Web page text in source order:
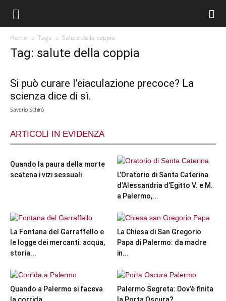
Home Tags Salute della coppia
Tag: salute della coppia
Si può curare l’eiaculazione precoce? La
scienza dice di sì.
Saverio Schirò
ARTICOLI IN EVIDENZA
Quando la paura della morte
scatena i vizi sessuali
L’Oratorio di Santa Caterina
d’Alessandria d’Egitto V. e M.
a Palermo,...
La Fontana del Garraffello e
le logge dei mercanti: acqua,
storia...
La Chiesa di San Gregorio
Papa di Palermo: da madre
in...
Quando a Palermo si faceva
Palermo Segreta: Dov’è finita